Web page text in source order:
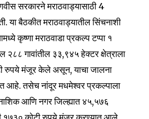
सरकारने मराठवाड्यासाठी 4
या बैठकीत मराठवाड्यातील सिंचनाशी
कृष्णा मराठवाडा प्रकल्प टप्पा १
२८८ गावांतील ३३,९४५ हेक्टर क्षेत्राला
रुपये मंजूर केले असून, याचा जालना
आहे. तसेच नांदूर मधमेश्वर प्रकल्पाला
आणि नगर जिल्ह्यात ४५,५७६